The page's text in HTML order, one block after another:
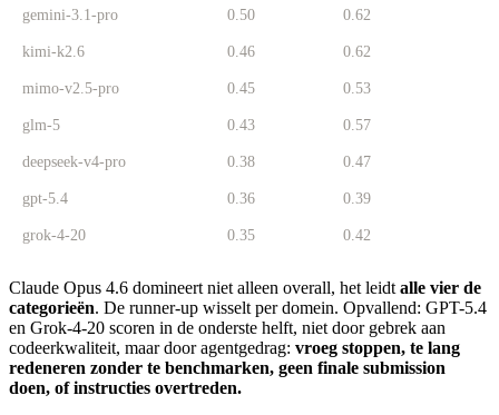
gemini-3.1-pro 0.50 0.62
kimi-k2.6 0.46 0.62
mimo-v2.5-pro 0.45 0.53
glm-5 0.43 0.57
deepseek-v4-pro 0.38 0.47
gpt-5.4 0.36 0.39
grok-4-20 0.35 0.42
Claude Opus 4.6 domineert niet alleen overall, het leidt alle vier de
categorieën. De runner-up wisselt per domein. Opvallend: GPT-5.4
en Grok-4-20 scoren in de onderste helft, niet door gebrek aan
codeerkwaliteit, maar door agentgedrag: vroeg stoppen, te lang
redeneren zonder te benchmarken, geen finale submission
doen, of instructies overtreden.